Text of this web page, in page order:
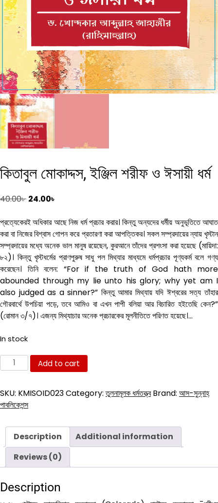
কিতাবুল মোকাদ্দস, ইঞ্জিল শরীফ ও ঈসায়ী ধর্ম
40.00৳ Original
was:
40.00৳ .
24.00৳
is:
24.00৳ .
প্রত্যেকেরই অধিকার আছে নিজ ধর্ম প্রচার করার। কিন্তু অন্যদের ধর্মীয় অনুভূতিতে আঘাত
করা বা নিজের বিশ্বাস গোপন করে প্রতারণা করা আপত্তিকর। সকল সম্প্রদায়ের ন্যায় খৃস্টান
সম্প্রদায়ের মধ্যে অনেক ভাল মানুষ রয়েছেন, কুরআনে তাঁদের প্রশংসা করা হয়েছে (মায়িদা:
৮২)। কিন্তু খৃস্টধর্মের প্রাণপুরুষ সাধু পল মিথ্যার মাধ্যমে ধর্মপ্রচার পূণ্যকর্ম বলে গণ্য
করেছেন। তিনি বলেন: “For if the truth of God hath more
abounded through my lie unto his glory; why yet am I
also judged as a sinner?” কিন্তু আমার মিথ্যায় যদি ঈশ্বরের সত্য তাঁহার
গৌরবার্থে উপচিয়া পড়ে, তবে আমিও বা এখন পাপী বলিয়া আর বিচারিত হইতেছি কেন?”
(রোমান ৩/৭)। এজন্য মিথ্যাচার অনেক প্রচারকের মূলনীতিতে পরিণত হয়েছে।…
In stock
কিতাবুল
মোকাদ্দস,
শরীফ
ও
ধর্ম
quantity
Add to cart
SKU: KMISOID023Category:তুলনামূলক ধর্মতত্ত্ব Brand: আস-সুন্নাহ্
পাবলিকেশন্স
Description
Additional information
Reviews (0)
Description